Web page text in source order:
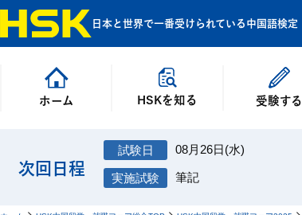
日本と世界で一番受けられている中国語検定
ホーム HSKを知る 受験する
次回日程
08月26日(水)
筆記